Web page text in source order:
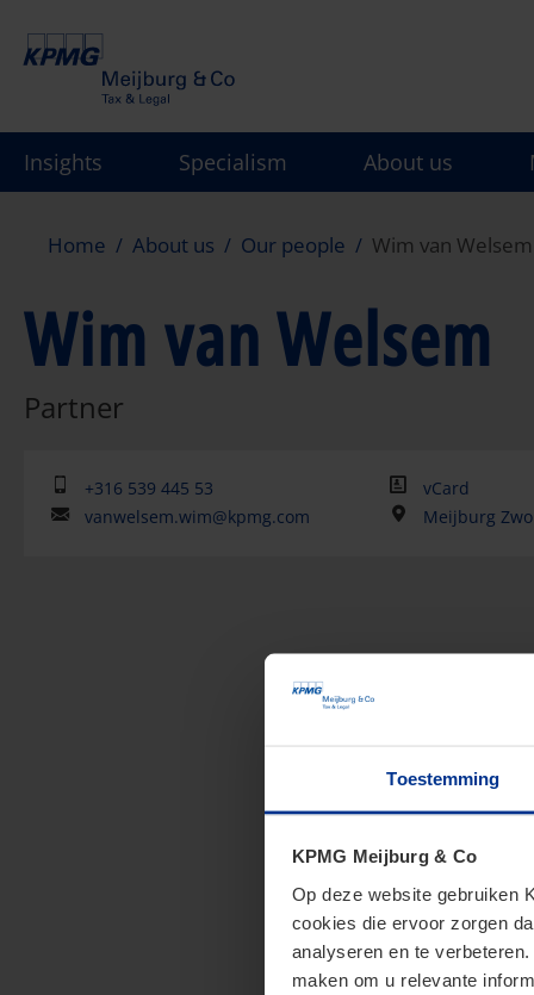
Toestemming
KPMG Meijburg & Co
Op deze website gebruiken
cookies die ervoor zorgen
analyseren en te
maken om u relevante
Insights Specialism About us
Home About us Our people Wim van Welsem
Wim van Welsem
Partner
+316 539 445 53
vCard
vanwelsem.wim@kpmg.com
Meijburg